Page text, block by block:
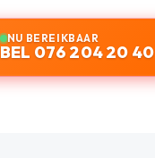
NU BEREIKBAAR
BEL 076 204 20 40